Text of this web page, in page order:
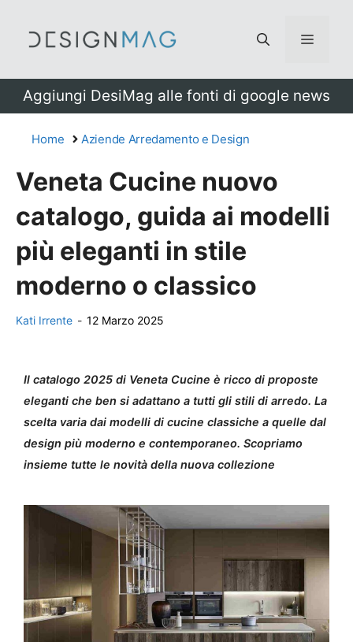
Menu
Aggiungi DesiMag alle fonti di google news
Home Aziende Arredamento e Design
Veneta Cucine nuovo
catalogo, guida ai modelli
più eleganti in stile
moderno o classico
Kati Irrente - 12 Marzo 2025
Il catalogo 2025 di Veneta Cucine è ricco di proposte
eleganti che ben si adattano a tutti gli stili di arredo. La
scelta varia dai modelli di cucine classiche a quelle dal
design più moderno e contemporaneo. Scopriamo
insieme tutte le novità della nuova collezione